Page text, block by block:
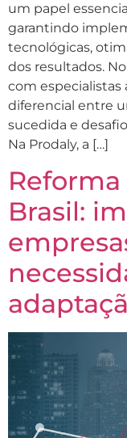
um papel
garantindo
tecnológicas,
dos resultados.
com
diferencial entre
sucedida e
Na Prodaly, a […]
Brasil: